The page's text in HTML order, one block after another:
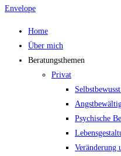
Envelope
Home
Über mich
Beratungsthemen
Privat
Psychische
Veränderung